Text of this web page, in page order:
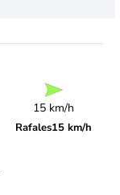
15 km/h
Rafales15 km/h